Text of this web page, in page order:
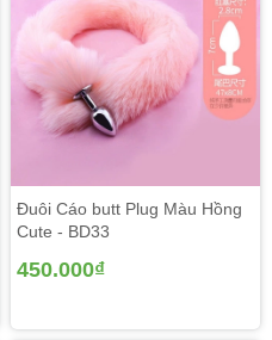
Đuôi Cáo butt Plug Màu Hồng
Cute - BD33
450.000₫